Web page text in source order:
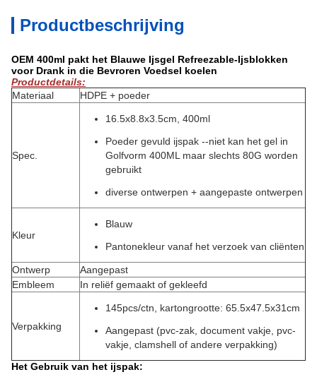
Productbeschrijving
OEM 400ml pakt het Blauwe Ijsgel Refreezable-Ijsblokken
voor Drank in die Bevroren Voedsel koelen
Productdetails:
Materiaal
HDPE + poeder
Spec.
16.5x8.8x3.5cm, 400ml
Poeder gevuld ijspak --niet kan het gel in
Golfvorm 400ML maar slechts 80G worden
gebruikt
diverse ontwerpen + aangepaste ontwerpen
Kleur
Blauw
Pantonekleur vanaf het verzoek van cliënten
Ontwerp
Aangepast
Embleem
In reliëf gemaakt of gekleefd
Verpakking
145pcs/ctn, kartongrootte: 65.5x47.5x31cm
Aangepast (pvc-zak, document vakje, pvc-
vakje, clamshell of andere verpakking)
Het Gebruik van het ijspak: